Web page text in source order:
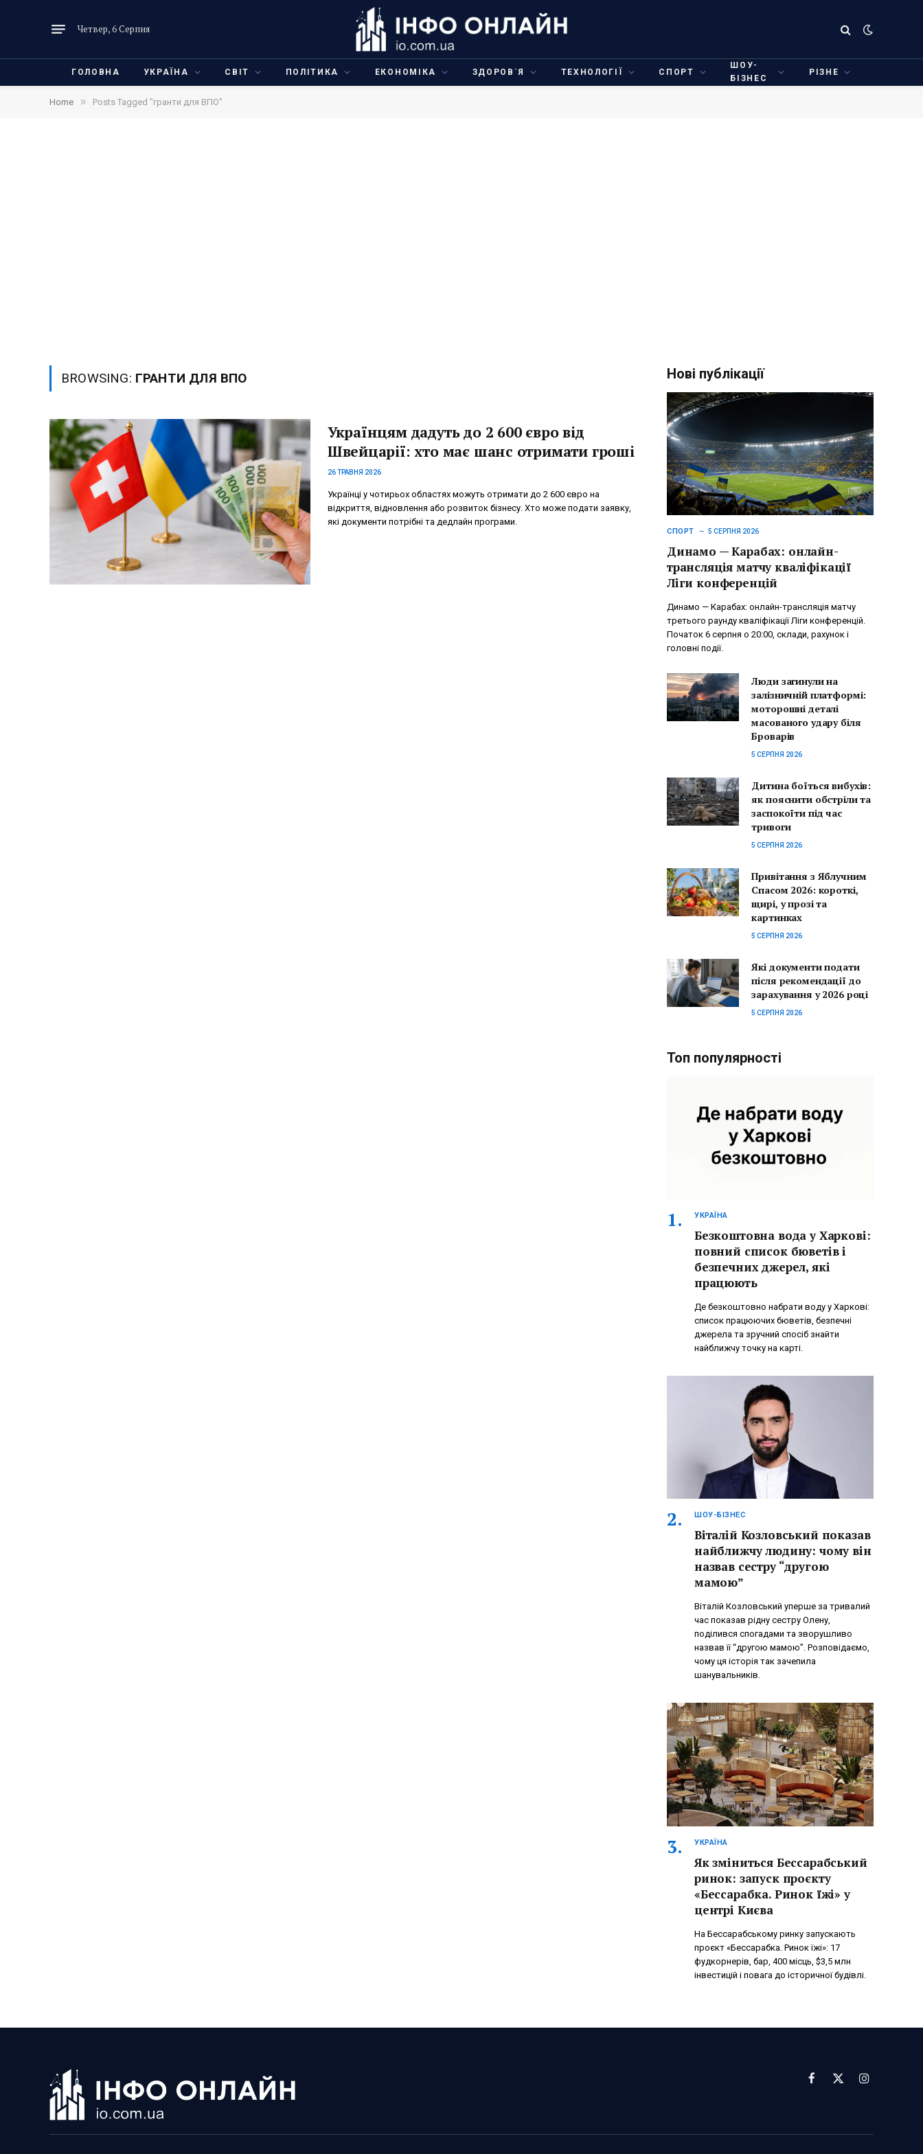
Четвер, 6 Серпня
ГОЛОВНА УКРАЇНА СВІТ ПОЛІТИКА ЕКОНОМІКА ЗДОРОВ`Я ТЕХНОЛОГІЇ СПОРТ
ШОУ-
БІЗНЕС
РІЗНЕ
Home » Posts Tagged "гранти для ВПО"
BROWSING: ГРАНТИ ДЛЯ ВПО
Українцям дадуть до 2 600 євро від
Швейцарії: хто має шанс отримати гроші
26 ТРАВНЯ 2026
Українці у чотирьох областях можуть отримати до 2 600 євро на
відкриття, відновлення або розвиток бізнесу. Хто може подати заявку,
які документи потрібні та дедлайн програми.
Нові публікації
СПОРТ 5 СЕРПНЯ 2026
Динамо — Карабах: онлайн-
трансляція матчу кваліфікації
Ліги конференцій
Динамо — Карабах: онлайн-трансляція матчу
третього раунду кваліфікації Ліги конференцій.
Початок 6 серпня о 20:00, склади, рахунок і
головні події.
Люди загинули на
залізничній платформі:
моторошні деталі
масованого удару біля
Броварів
5 СЕРПНЯ 2026
Дитина боїться вибухів:
як пояснити обстріли та
заспокоїти під час
тривоги
5 СЕРПНЯ 2026
Привітання з Яблучним
Спасом 2026: короткі,
щирі, у прозі та
картинках
5 СЕРПНЯ 2026
Які документи подати
після рекомендації до
зарахування у 2026 році
5 СЕРПНЯ 2026
Топ популярності
УКРАЇНА
Безкоштовна вода у Харкові:
повний список бюветів і
безпечних джерел, які
працюють
Де безкоштовно набрати воду у Харкові:
список працюючих бюветів, безпечні
джерела та зручний спосіб знайти
найближчу точку на карті.
ШОУ-БІЗНЕС
Віталій Козловський показав
найближчу людину: чому він
назвав сестру “другою
мамою”
Віталій Козловський уперше за тривалий
час показав рідну сестру Олену,
поділився спогадами та зворушливо
назвав її “другою мамою”. Розповідаємо,
чому ця історія так зачепила
шанувальників.
УКРАЇНА
Як зміниться Бессарабський
ринок: запуск проєкту
«Бессарабка. Ринок їжі» у
центрі Києва
На Бессарабському ринку запускають
проєкт «Бессарабка. Ринок їжі»: 17
фудкорнерів, бар, 400 місць, $3,5 млн
інвестицій і повага до історичної будівлі.
Facebook
X
Instagram